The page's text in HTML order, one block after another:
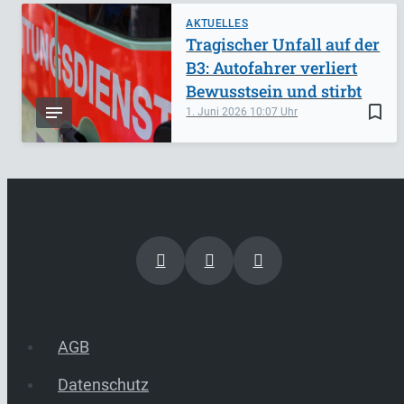
AKTUELLES
bookmark_border
1. Juni 2026 10:07
Tragischer Unfall auf der
B3: Autofahrer verliert
Bewusstsein und stirbt
AGB
Datenschutz